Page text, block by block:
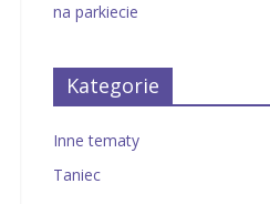
na parkiecie
Kategorie
Inne tematy
Taniec